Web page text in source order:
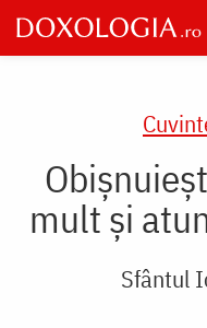
Skip
to
main
mult și
Sfântul